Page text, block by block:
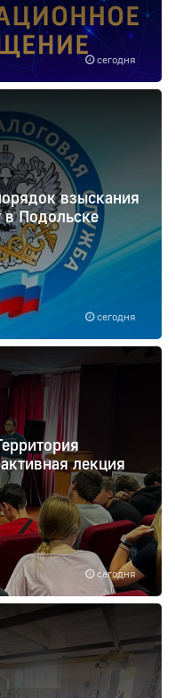
сегодня
сегодня
взыскания
в Подольске
сегодня
лекция